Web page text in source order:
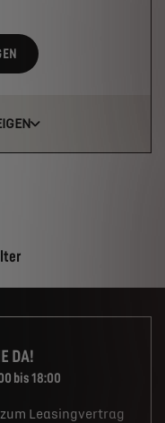
DA!
bis 18:00
Leasingvertrag